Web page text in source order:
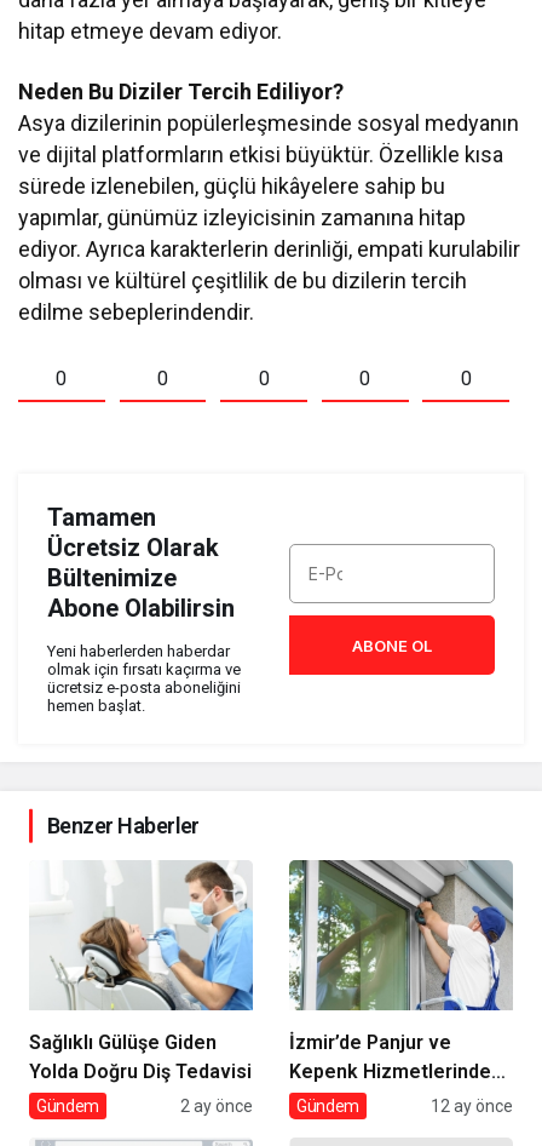
hitap etmeye devam ediyor.
Neden Bu Diziler Tercih Ediliyor?
Asya dizilerinin popülerleşmesinde sosyal medyanın
ve dijital platformların etkisi büyüktür. Özellikle kısa
sürede izlenebilen, güçlü hikâyelere sahip bu
yapımlar, günümüz izleyicisinin zamanına hitap
ediyor. Ayrıca karakterlerin derinliği, empati kurulabilir
olması ve kültürel çeşitlilik de bu dizilerin tercih
edilme sebeplerindendir.
0 0 0 0 0
Tamamen
Ücretsiz Olarak
Bültenimize
Abone Olabilirsin
Yeni haberlerden haberdar
olmak için fırsatı kaçırma ve
ücretsiz e-posta aboneliğini
hemen başlat.
ABONE OL
Benzer Haberler
Sağlıklı Gülüşe Giden
Yolda Doğru Diş Tedavisi
Gündem 2 ay önce
İzmir’de Panjur ve
Kepenk Hizmetlerinde
Umut Panjur Farkı
Gündem 12 ay önce